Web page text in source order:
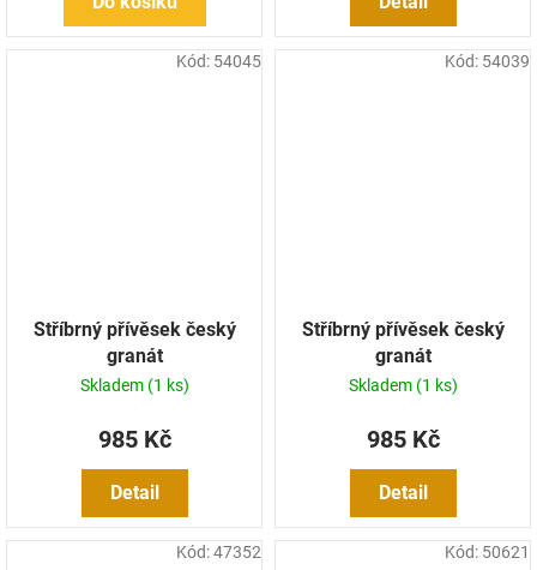
Stříbrný přívěsek český
granát
Skladem (1 ks)
985 Kč
Detail
Kód: 54045
Stříbrný přívěsek český
granát
Skladem (1 ks)
985 Kč
Detail
Kód: 54039
Kód:47352 Kód: 50621